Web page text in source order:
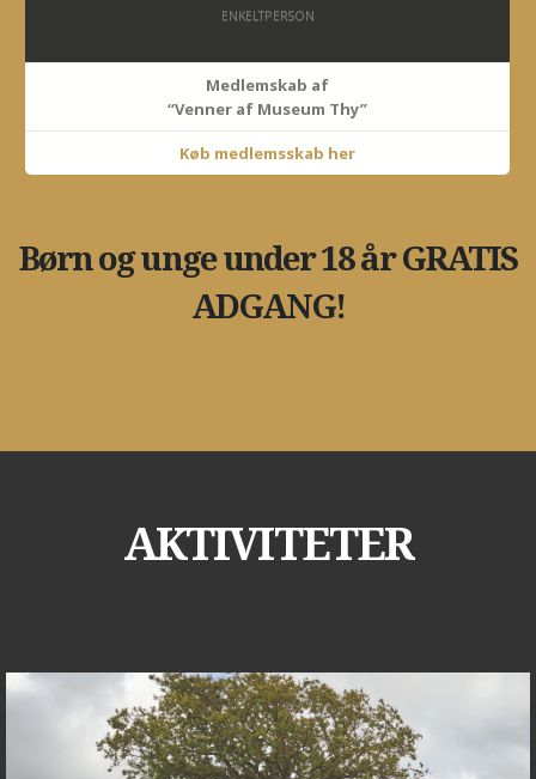
ENKELTPERSON
Medlemskab af
“Venner af Museum Thy”
Køb medlemsskab her
Børn og unge under 18 år GRATIS
ADGANG!
AKTIVITETER